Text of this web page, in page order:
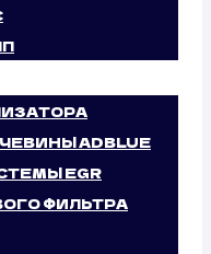
ADBLUE
EGR
ФИЛЬТРА
1.9
Л.С.)
заслонок